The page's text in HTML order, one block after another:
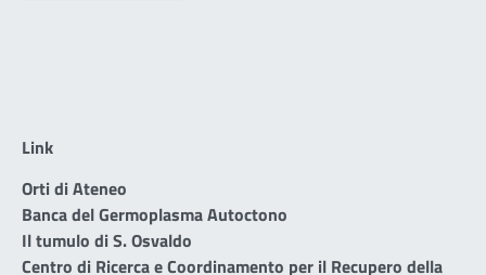
Link
Orti di Ateneo
Banca del Germoplasma Autoctono
Il tumulo di S. Osvaldo
Centro di Ricerca e Coordinamento per il Recupero della